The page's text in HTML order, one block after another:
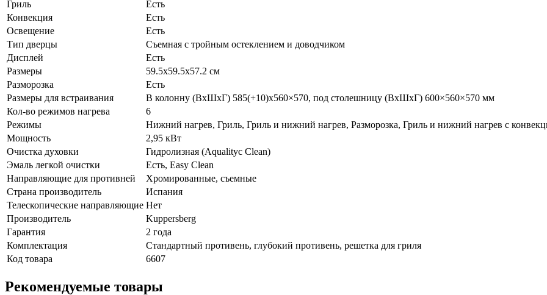
Гриль
Есть
Конвекция
Есть
Освещение
Есть
Тип дверцы
Съемная с тройным остеклением и доводчиком
Дисплей
Есть
Размеры
59.5х59.5х57.2 см
Разморозка
Есть
Размеры для встраивания
В колонну (ВхШхГ) 585(+10)x560×570, под столешницу (ВхШхГ) 600×560×570 мм
Кол-во режимов нагрева
6
Режимы
Нижний нагрев, Гриль, Гриль и нижний нагрев, Разморозка, Гриль и нижний нагрев с
Мощность
2,95 кВт
Очистка духовки
Гидролизная (Aqualityc Clean)
Эмаль легкой очистки
Есть, Easy Clean
Направляющие для противней
Хромированные, съемные
Страна производитель
Испания
Телескопические направляющие Нет
Производитель
Kuppersberg
Гарантия
2 года
Комплектация
Стандартный противень, глубокий противень, решетка для гриля
Код товара
6607
Рекомендуемые товары